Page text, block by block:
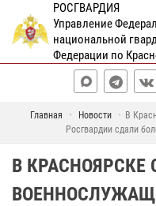
РОСГВАРДИЯ
Управление
национальной
Федерации по
Главная Новости
В
Росгвардии сдали
В КРАСНОЯРСКЕ